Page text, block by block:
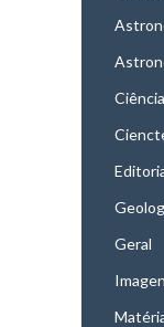
Geral